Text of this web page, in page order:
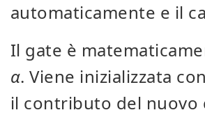
automaticamente e il
Il gate è
α. Viene inizializzata
il contributo del nuovo